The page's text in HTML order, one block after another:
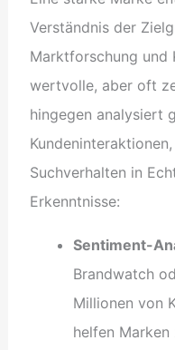
Verständnis der
Marktforschung und
wertvolle, aber oft
hingegen analysiert
Suchverhalten in
Erkenntnisse:
Sentiment-
Brandwatch
Millionen von
helfen